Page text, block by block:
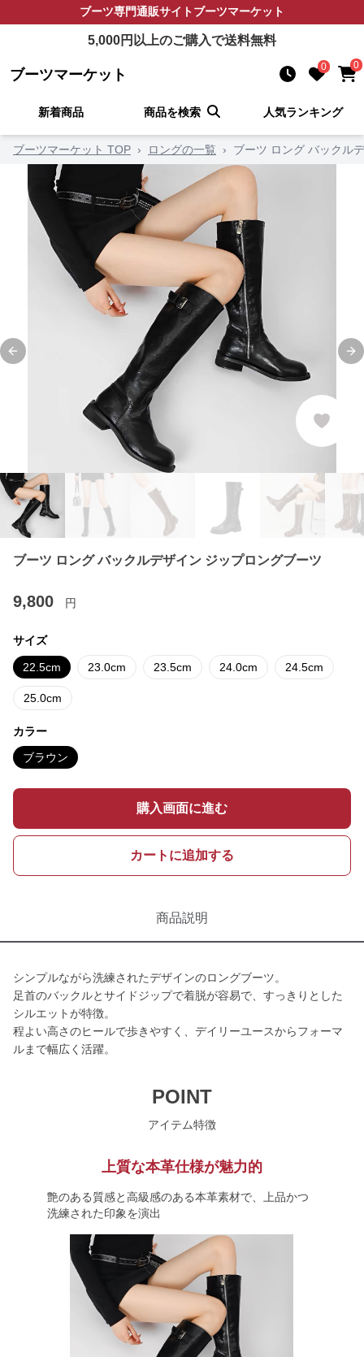
ブーツ専門通販サイトブーツマーケット
5,000円以上のご購入で送料無料
ブーツマーケット 0 0
新着商品 商品を検索 人気ランキング
ブーツマーケット TOP › ロングの一覧 › ブーツ ロング バックル
Previous slide
ブーツ ロング バックルデザイン ジップロングブーツ
9,800 円
サイズ
22.5cm 23.0cm 23.5cm 24.0cm 24.5cm
25.0cm
カラー
ブラウン
購入画面に進む
カートに追加する
商品説明
シンプルながら洗練されたデザインのロングブーツ。
足首のバックルとサイドジップで着脱が容易で、すっきりとした
シルエットが特徴。
程よい高さのヒールで歩きやすく、デイリーユースからフォーマ
ルまで幅広く活躍。
POINT
アイテム特徴
上質な本革仕様が魅力的
艶のある質感と高級感のある本革素材で、上品かつ
洗練された印象を演出